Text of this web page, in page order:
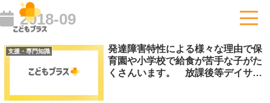
2018-09
支援・専門知識
発達障害特性による様々な理由で保
育園や小学校で給食が苦手な子がた
くさんいます。 放課後等デイサー